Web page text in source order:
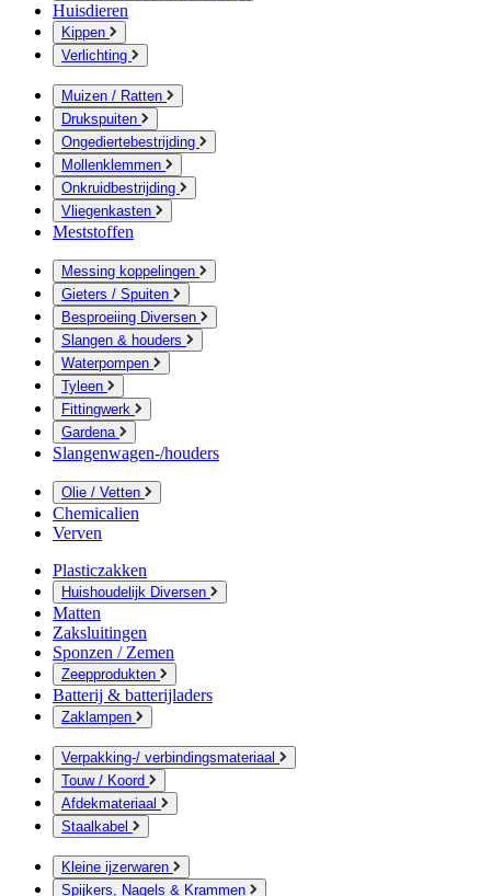
Huisdieren
Kippen
Verlichting
Muizen / Ratten
Drukspuiten
Ongediertebestrijding
Mollenklemmen
Onkruidbestrijding
Vliegenkasten
Meststoffen
Messing koppelingen
Gieters / Spuiten
Besproeiing Diversen
Slangen & houders
Waterpompen
Tyleen
Fittingwerk
Gardena
Slangenwagen-/houders
Olie / Vetten
Chemicalien
Verven
Plasticzakken
Huishoudelijk Diversen
Matten
Zaksluitingen
Sponzen / Zemen
Zeepprodukten
Batterij & batterijladers
Zaklampen
Verpakking-/ verbindingsmateriaal
Touw / Koord
Afdekmateriaal
Staalkabel
Kleine ijzerwaren
Spijkers, Nagels & Krammen